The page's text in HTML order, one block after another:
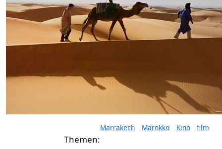
Marrakech Marokko Kino film